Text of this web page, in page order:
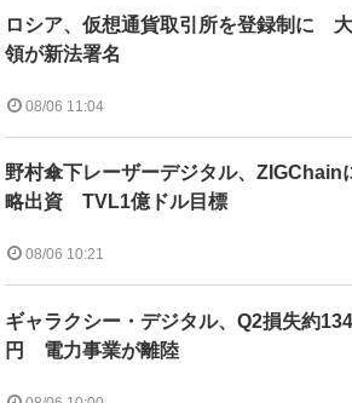
ロシア、仮想通貨取引所を登録制に
領が新法署名
08/06 11:04
野村傘下レーザーデジタル、ZIGChain
略出資 TVL1億ドル目標
08/06 10:21
ギャラクシー・デジタル、Q2損失約
円 電力事業が離陸